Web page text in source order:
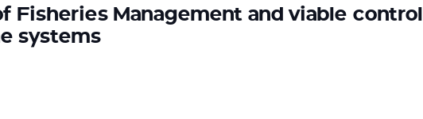
Fisheries Management and viable control
systems